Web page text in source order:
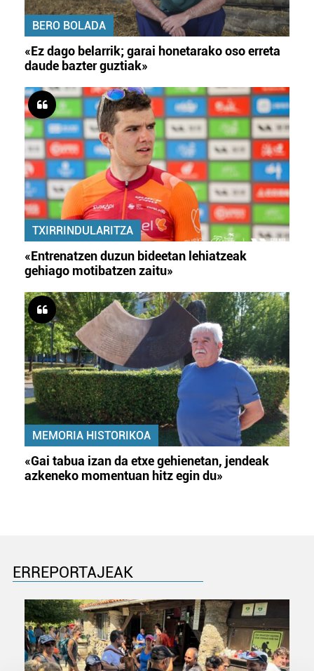
BERO BOLADA
«Ez dago belarrik; garai honetarako oso erreta
daude bazter guztiak»
TXIRRINDULARITZA
«Entrenatzen duzun bideetan lehiatzeak
gehiago motibatzen zaitu»
MEMORIA HISTORIKOA
«Gai tabua izan da etxe gehienetan, jendeak
azkeneko momentuan hitz egin du»
ERREPORTAJEAK